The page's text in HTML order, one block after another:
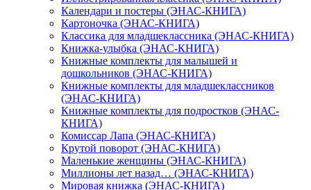
Календари и постеры (ЭНАС-КНИГА)
Картоночка (ЭНАС-КНИГА)
Классика для младшеклассника (ЭНАС-КНИГА)
Книжка-улыбка (ЭНАС-КНИГА)
Книжные комплекты для малышей и
дошкольников (ЭНАС-КНИГА)
Книжные комплекты для младшеклассников
(ЭНАС-КНИГА)
Книжные комплекты для подростков (ЭНАС-
КНИГА)
Комиссар Лапа (ЭНАС-КНИГА)
Крутой поворот (ЭНАС-КНИГА)
Маленькие женщины (ЭНАС-КНИГА)
Миллионы лет назад… (ЭНАС-КНИГА)
Мировая книжка (ЭНАС-КНИГА)